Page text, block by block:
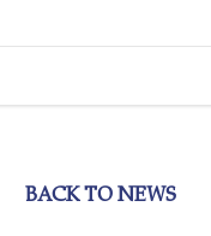
BACK TO NEWS